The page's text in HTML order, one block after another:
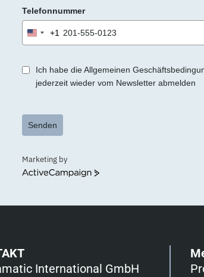
Telefonnummer
United
+1
Ich habe die Allgemeinen
jederzeit wieder vom Newsletter abmelden
Senden
Marketing by
ActiveCampaign
International GmbH